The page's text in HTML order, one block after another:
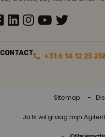
CONTACT +31 6 14 12 25 25
Sitemap
Ja Ik wil graag mijn